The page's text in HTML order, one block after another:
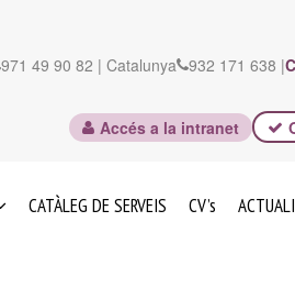
971 49 90 82 | Catalunya 932 171 638 |
Accés a la intranet
CATÀLEG DE SERVEIS CV’s